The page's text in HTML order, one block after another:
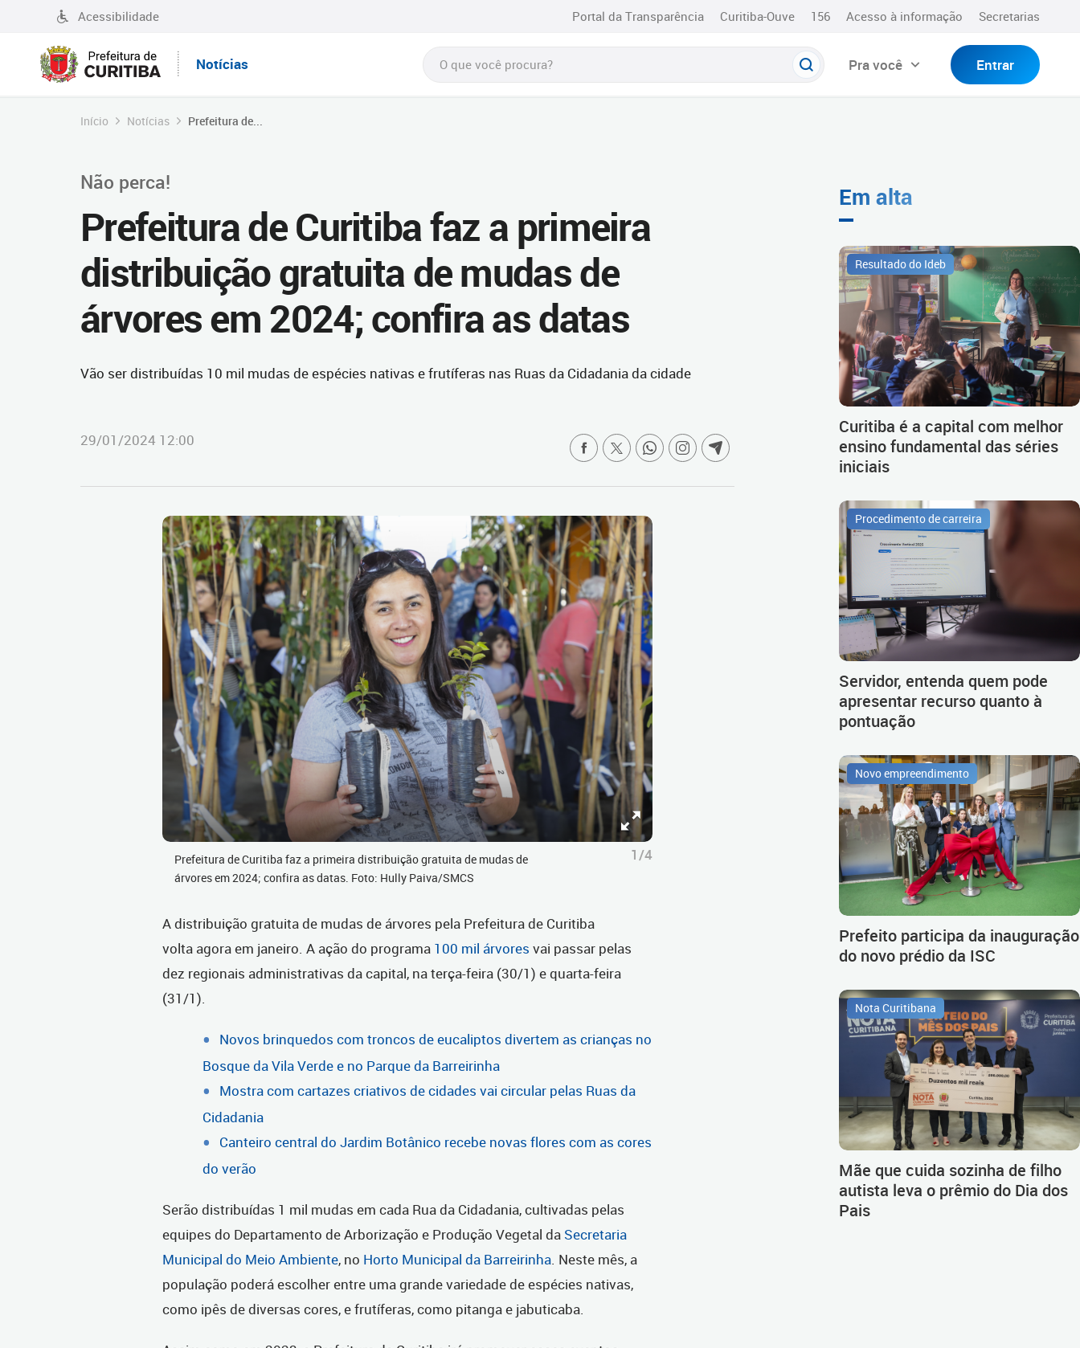
Acessibilidade Portal da Transparência Curitiba-Ouve 156 Acesso à informação Secretarias
Notícias Pra você Entrar
Início Notícias Prefeitura de...
Não perca!
Prefeitura de Curitiba faz a primeira
distribuição gratuita de mudas de
árvores em 2024; confira as datas
Vão ser distribuídas 10 mil mudas de espécies nativas e frutíferas nas Ruas da Cidadania da cidade
29/01/2024 12:00
Prefeitura de Curitiba faz a primeira distribuição gratuita de mudas de
árvores em 2024; confira as datas. Foto: Hully Paiva/SMCS
1/4
A distribuição gratuita de mudas de árvores pela Prefeitura de Curitiba
volta agora em janeiro. A ação do programa 100 mil árvores vai passar pelas
dez regionais administrativas da capital, na terça-feira (30/1) e quarta-feira
(31/1).
Novos brinquedos com troncos de eucaliptos divertem as crianças no
Bosque da Vila Verde e no Parque da Barreirinha
Mostra com cartazes criativos de cidades vai circular pelas Ruas da
Cidadania
Canteiro central do Jardim Botânico recebe novas flores com as cores
do verão
Serão distribuídas 1 mil mudas em cada Rua da Cidadania, cultivadas pelas
equipes do Departamento de Arborização e Produção Vegetal da Secretaria
Municipal do Meio Ambiente, no Horto Municipal da Barreirinha. Neste mês, a
população poderá escolher entre uma grande variedade de espécies nativas,
como ipês de diversas cores, e frutíferas, como pitanga e jabuticaba.
Em alta
Resultado do Ideb
Curitiba é a capital com melhor
ensino fundamental das séries
iniciais
Procedimento de carreira
Servidor, entenda quem pode
apresentar recurso quanto à
pontuação
Novo empreendimento
Prefeito participa da inauguração
do novo prédio da ISC
Nota Curitibana
Mãe que cuida sozinha de filho
autista leva o prêmio do Dia dos
Pais